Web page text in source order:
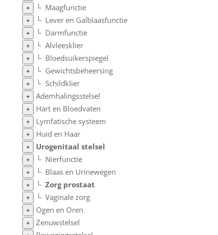
+ └ Maagfunctie
+ └ Lever en Galblaasfunctie
+ └ Darmfunctie
+ └ Alvleesklier
+ └ Bloedsuikerspiegel
+ └ Gewichtsbeheersing
+ └ Schildklier
+ Ademhalingsstelsel
+ Hart en Bloedvaten
+ Lymfatische systeem
+ Huid en Haar
+ Urogenitaal stelsel
+ └ Nierfunctie
+ └ Blaas en Urinewegen
+ └ Zorg prostaat
+ └ Vaginale zorg
+ Ogen en Oren
+ Zenuwstelsel